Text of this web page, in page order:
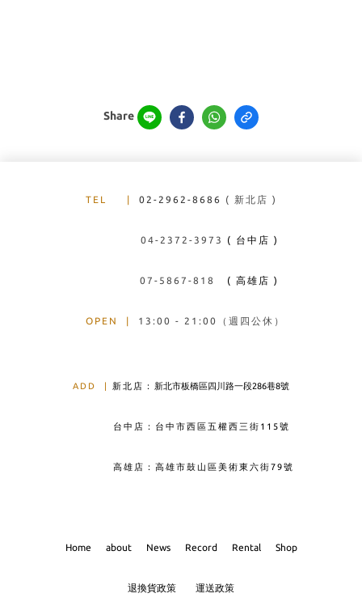
Share
TEL | 02-2962-8686 ( 新北店 )
04-2372-3973 ( 台中店 )
07-5867-818 ( 高雄店 )
OPEN | 13:00 - 21:00（週四公休）
ADD | 新北店： 新北市板橋區四川路一段286巷8號
台中店：台中市西區五權西三街115號
高雄店：高雄市鼓山區美術東六街79號
Home about News Record Rental Shop
退換貨政策 運送政策